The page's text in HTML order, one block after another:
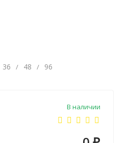
36 / 48 / 96
В наличии